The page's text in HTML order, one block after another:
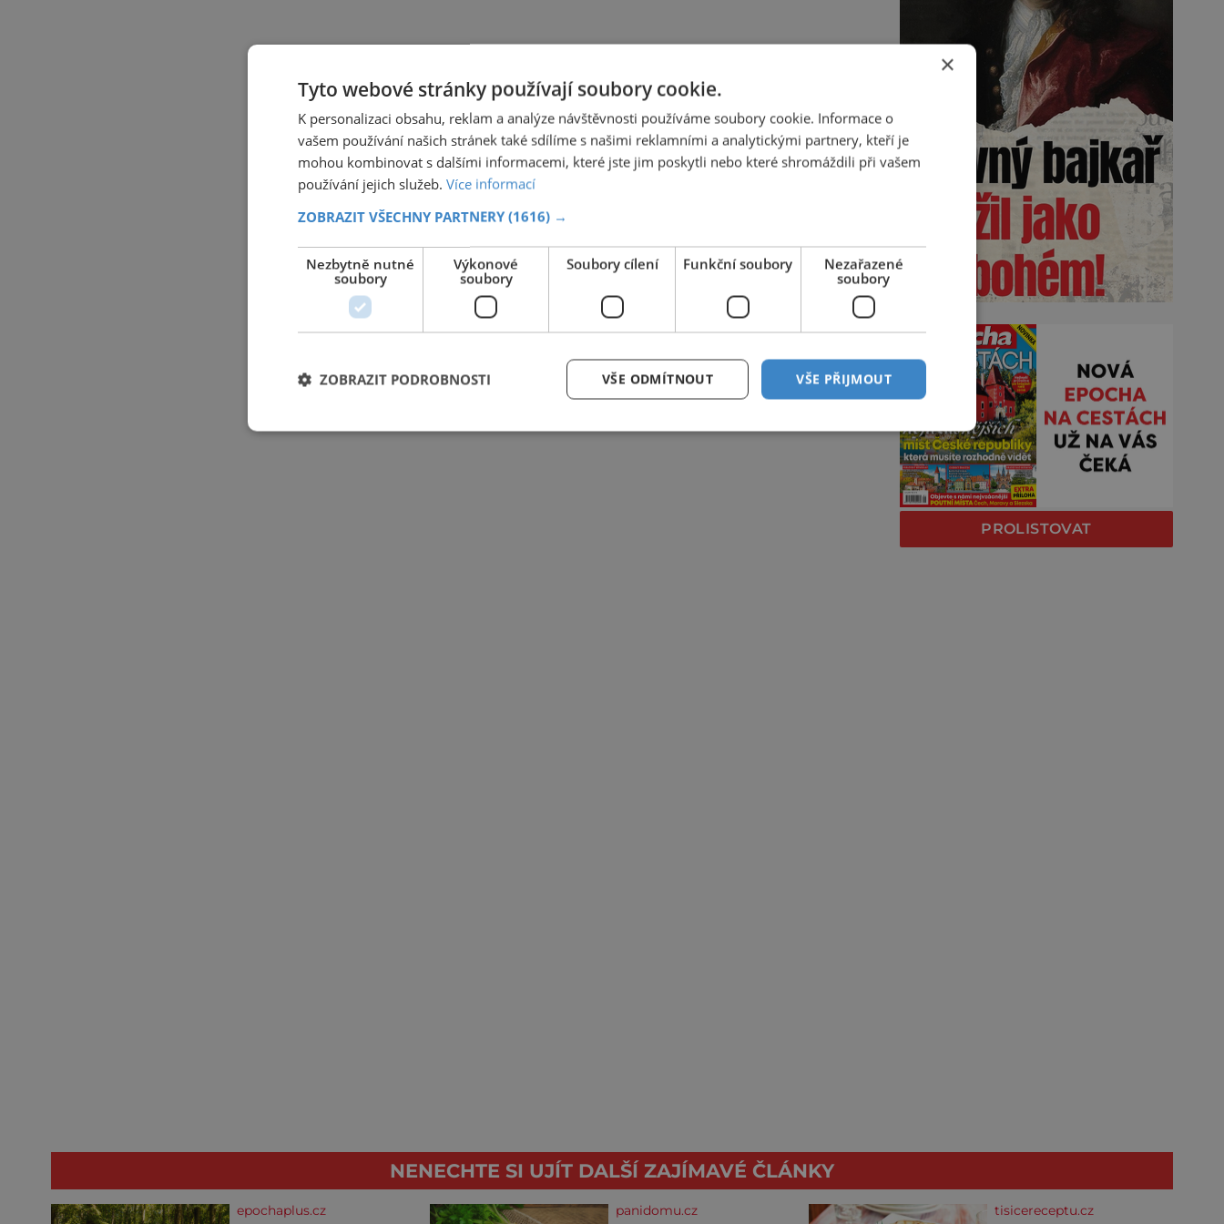
PROLISTOVAT
NENECHTE SI UJÍT DALŠÍ ZAJÍMAVÉ ČLÁNKY
epochaplus.cz panidomu.cz tisicereceptu.cz
×
Tyto webové stránky používají soubory cookie.
K personalizaci obsahu, reklam a analýze návštěvnosti používáme soubory cookie. Informace o
vašem používání našich stránek také sdílíme s našimi reklamními a analytickými partnery, kteří je
mohou kombinovat s dalšími informacemi, které jste jim poskytli nebo které shromáždili při vašem
používání jejich služeb. Více informací
ZOBRAZIT VŠECHNY PARTNERY (1616) →
Nezbytně nutné
soubory
Výkonové
soubory
Soubory cílení Funkční soubory
Nezařazené
soubory
VŠE PŘIJMOUT
VŠE ODMÍTNOUT
ZOBRAZIT PODROBNOSTI